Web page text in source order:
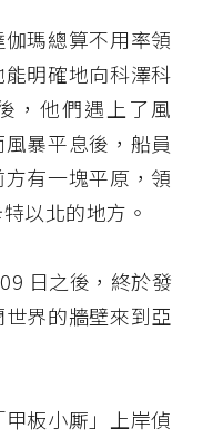
瑪總算不用率領
明確地向科澤科
，他們遇上了風
暴平息後，船員
有一塊平原，領
以北的地方。
日之後，終於發
界的牆壁來到亞
板小厮」上岸偵